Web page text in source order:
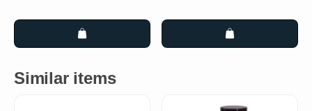
Similar items